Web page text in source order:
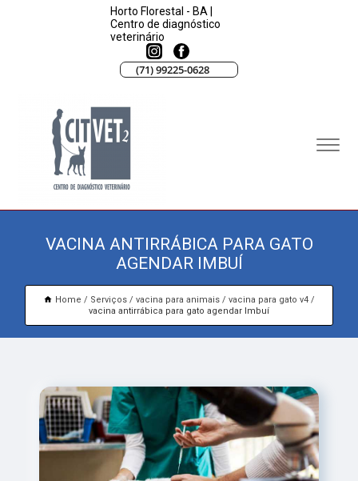
Horto Florestal - BA |
Centro de diagnóstico
veterinário
(71) 99225-0628
VACINA ANTIRRÁBICA PARA GATO
AGENDAR IMBUÍ
Home Serviços vacina para animais
vacina para gato v4
vacina antirrábica para gato agendar Imbuí